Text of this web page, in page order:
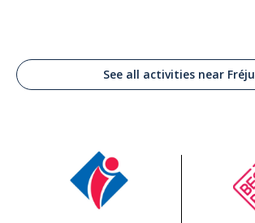
See all activities near